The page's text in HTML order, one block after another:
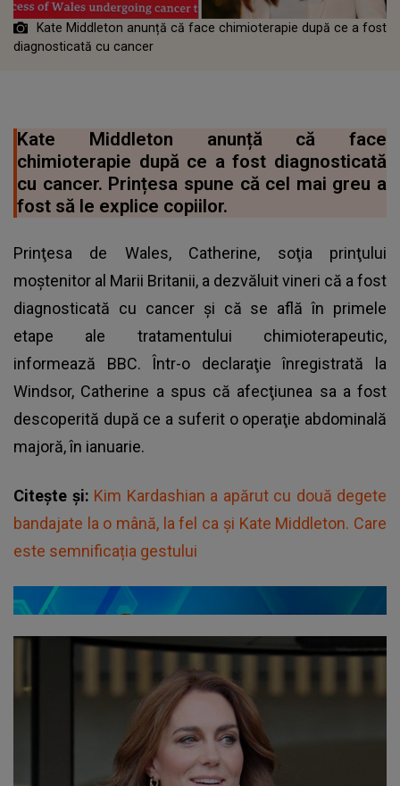
Kate Middleton anunță că face chimioterapie după ce a fost
diagnosticată cu cancer
Kate Middleton anunță că face
chimioterapie după ce a fost diagnosticată
cu cancer. Prințesa spune că cel mai greu a
fost să le explice copiilor.
Prinţesa de Wales, Catherine, soţia prinţului
moştenitor al Marii Britanii, a dezvăluit vineri că a fost
diagnosticată cu cancer şi că se află în primele
etape ale tratamentului chimioterapeutic,
informează BBC. Într-o declaraţie înregistrată la
Windsor, Catherine a spus că afecţiunea sa a fost
descoperită după ce a suferit o operaţie abdominală
majoră, în ianuarie.
Citește și: Kim Kardashian a apărut cu două degete
bandajate la o mână, la fel ca și Kate Middleton. Care
este semnificația gestului